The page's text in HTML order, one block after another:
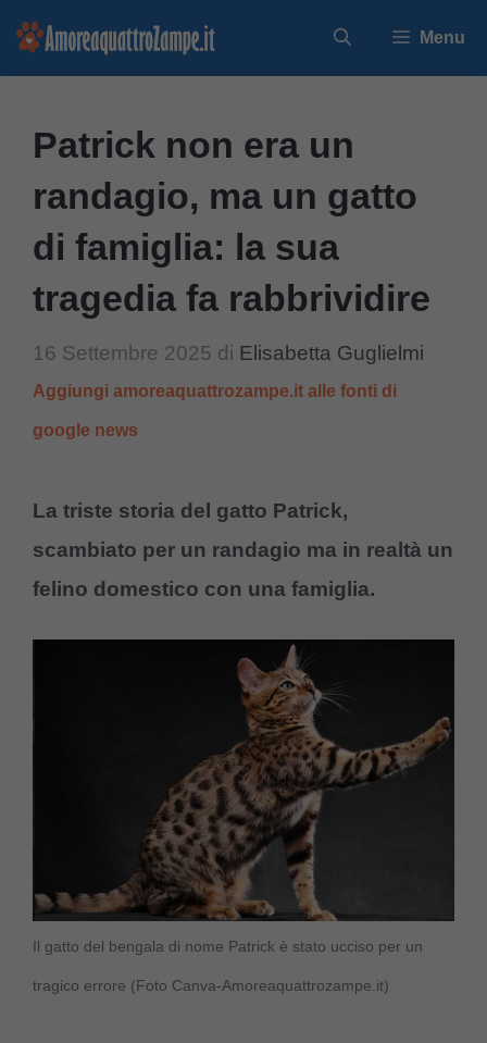
Vai
Menu
Patrick non era un
randagio, ma un gatto
di famiglia: la sua
tragedia fa rabbrividire
16 Settembre 2025 di Elisabetta Guglielmi
Aggiungi amoreaquattrozampe.it alle fonti di
google news
La triste storia del gatto Patrick,
scambiato per un randagio ma in realtà un
felino domestico con una famiglia.
Il gatto del bengala di nome Patrick è stato ucciso per un
tragico errore (Foto Canva-Amoreaquattrozampe.it)